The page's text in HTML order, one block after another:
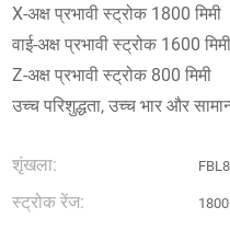
X-अक्ष प्रभावी स्ट्रोक 1800 मिमी
वाई-अक्ष प्रभावी स्ट्रोक 1600 मिमी
Z-अक्ष प्रभावी स्ट्रोक 800 मिमी
उच्च परिशुद्धता, उच्च भार और
शृंखला:
स्ट्रोक रेंज: 1800